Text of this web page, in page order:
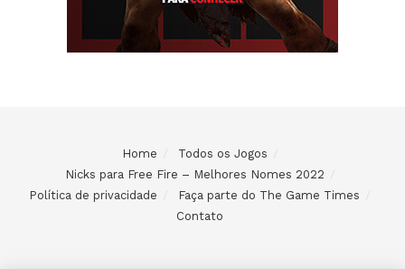
Home
Todos os Jogos
Nicks para Free Fire – Melhores Nomes 2022
Política de privacidade
Faça parte do The Game Times
Contato